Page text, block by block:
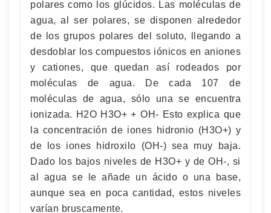
polares como los glúcidos. Las moléculas de
agua, al ser polares, se disponen alrededor
de los grupos polares del soluto, llegando a
desdoblar los compuestos iónicos en aniones
y cationes, que quedan así rodeados por
moléculas de agua. De cada 107 de
moléculas de agua, sólo una se encuentra
ionizada. H2O H3O+ + OH- Esto explica que
la concentración de iones hidronio (H3O+) y
de los iones hidroxilo (OH-) sea muy baja.
Dado los bajos niveles de H3O+ y de OH-, si
al agua se le añade un ácido o una base,
aunque sea en poca cantidad, estos niveles
varían bruscamente.